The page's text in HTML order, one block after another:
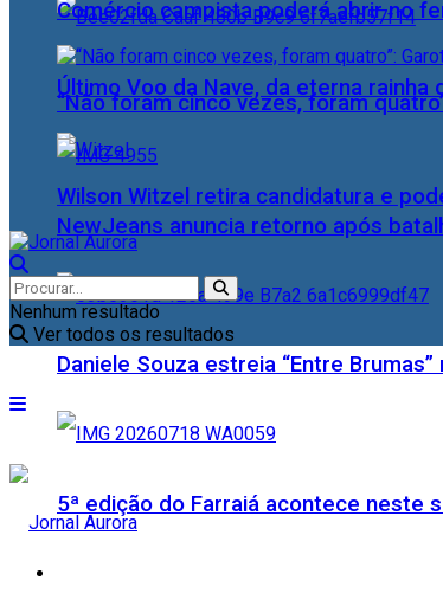
Último Voo da Nave, da eterna
NewJeans anuncia retorno após
Daniele Souza estreia “Entre
5ª edição do Farraiá acontece neste
Comércio campista poderá abrir no
“Não foram cinco vezes, foram
Wilson Witzel retira candidatura e
Nenhum resultado
Ver todos os resultados